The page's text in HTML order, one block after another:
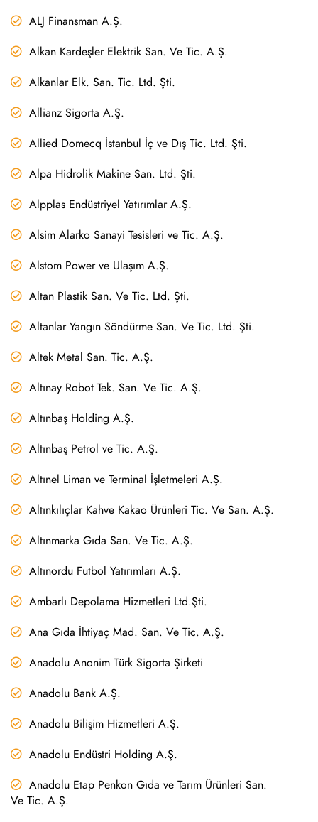
ALJ Finansman A.Ş.
Alkan Kardeşler Elektrik San. Ve Tic. A.Ş.
Alkanlar Elk. San. Tic. Ltd. Şti.
Allianz Sigorta A.Ş.
Allied Domecq İstanbul İç ve Dış Tic. Ltd. Şti.
Alpa Hidrolik Makine San. Ltd. Şti.
Alpplas Endüstriyel Yatırımlar A.Ş.
Alsim Alarko Sanayi Tesisleri ve Tic. A.Ş.
Alstom Power ve Ulaşım A.Ş.
Altan Plastik San. Ve Tic. Ltd. Şti.
Altanlar Yangın Söndürme San. Ve Tic. Ltd. Şti.
Altek Metal San. Tic. A.Ş.
Altınay Robot Tek. San. Ve Tic. A.Ş.
Altınbaş Holding A.Ş.
Altınbaş Petrol ve Tic. A.Ş.
Altınel Liman ve Terminal İşletmeleri A.Ş.
Altınkılıçlar Kahve Kakao Ürünleri Tic. Ve San. A.Ş.
Altınmarka Gıda San. Ve Tic. A.Ş.
Altınordu Futbol Yatırımları A.Ş.
Ambarlı Depolama Hizmetleri Ltd.Şti.
Ana Gıda İhtiyaç Mad. San. Ve Tic. A.Ş.
Anadolu Anonim Türk Sigorta Şirketi
Anadolu Bank A.Ş.
Anadolu Bilişim Hizmetleri A.Ş.
Anadolu Endüstri Holding A.Ş.
Anadolu Etap Penkon Gıda ve Tarım Ürünleri San.
Ve Tic. A.Ş.